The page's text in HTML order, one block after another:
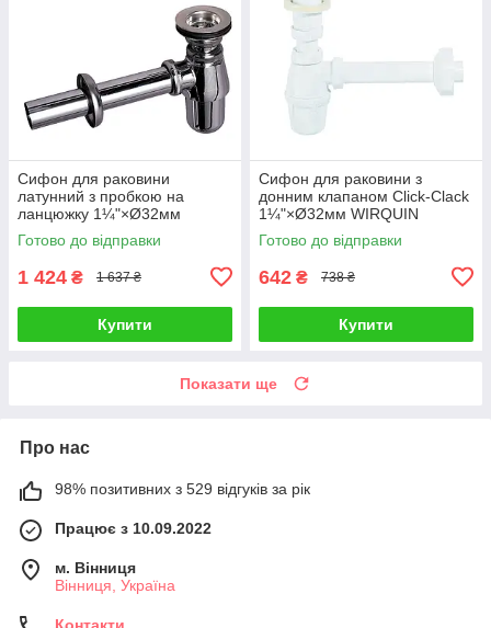
Сифон для раковини
латунний з пробкою на
ланцюжку 1¼"×Ø32мм
WIRQUIN (9541203)
Готово до відправки
1 424 ₴ 1 637 ₴
Купити
Сифон для раковини з
донним клапаном Click-Clack
1¼"×Ø32мм WIRQUIN
(9541822)
Готово до відправки
642 ₴ 738 ₴
Купити
Показати ще
Про нас
98% позитивних з 529 відгуків за рік
Працює з 10.09.2022
м. Вінниця
Вінниця, Україна